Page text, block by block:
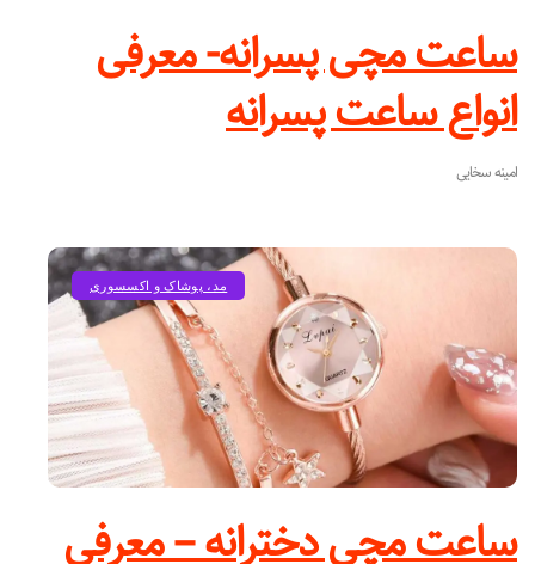
ساعت مچی پسرانه- معرفی
انواع ساعت پسرانه
امینه سخایی
مد، پوشاک و اکسسوری
ساعت مچی دخترانه – معرفی